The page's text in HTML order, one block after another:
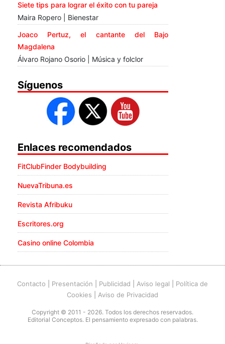
Siete tips para lograr el éxito con tu pareja
Maira Ropero | Bienestar
Joaco Pertuz, el cantante del Bajo
Magdalena
Álvaro Rojano Osorio | Música y folclor
Síguenos
Enlaces recomendados
FitClubFinder Bodybuilding
NuevaTribuna.es
Revista Afribuku
Escritores.org
Casino online Colombia
Contacto Presentación Publicidad Aviso legal
Política de
Cookies
Aviso de Privacidad
Copyright © 2011 - 2026. Todos los derechos reservados.
Editorial Conceptos. El pensamiento expresado con palabras.